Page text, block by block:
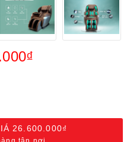
26.600.000₫